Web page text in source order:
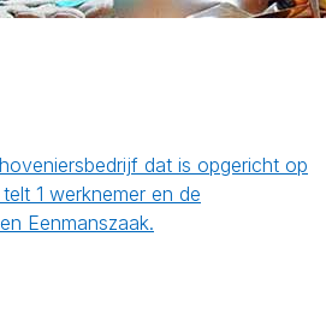
dat is opgericht op
1 werknemer en de
Eenmanszaak.